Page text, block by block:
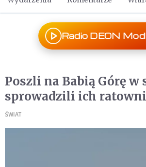
Radio DEON
Poszli na Babią Górę w
sprowadzili ich
ŚWIAT